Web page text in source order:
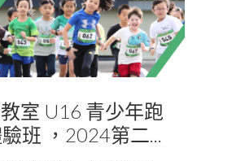
室 U16 青少年跑
班 ，2024第二...